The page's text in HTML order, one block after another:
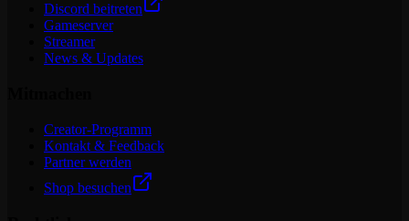
Discord beitreten
Gameserver
Streamer
News & Updates
Creator-Programm
Kontakt & Feedback
Partner werden
Shop besuchen